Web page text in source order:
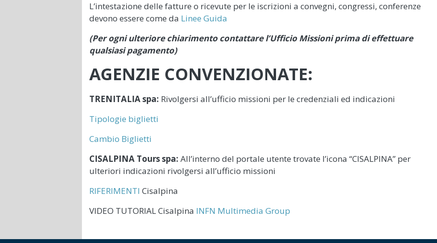
L’intestazione delle fatture o ricevute per le iscrizioni a convegni, congressi, conferenze
devono essere come da Linee Guida
(Per ogni ulteriore chiarimento contattare l’Ufficio Missioni prima di effettuare
qualsiasi pagamento)
AGENZIE CONVENZIONATE:
TRENITALIA spa: Rivolgersi all’ufficio missioni per le credenziali ed indicazioni
Tipologie biglietti
Cambio Biglietti
CISALPINA Tours spa: All’interno del portale utente trovate l’icona “CISALPINA” per
ulteriori indicazioni rivolgersi all’ufficio missioni
RIFERIMENTI Cisalpina
VIDEO TUTORIAL Cisalpina INFN Multimedia Group